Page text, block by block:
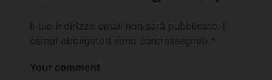
Il tuo indirizzo email non sarà pubblicato.
campi obbligatori sono contrassegnati *
Your comment